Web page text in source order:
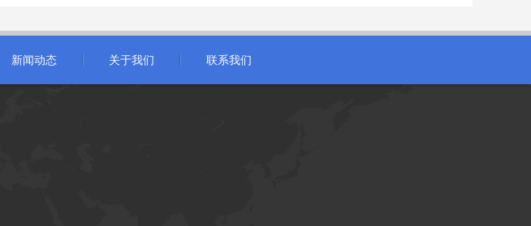
新闻动态 关于我们 联系我们